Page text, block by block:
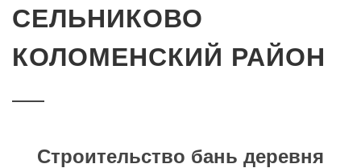
СЕЛЬНИКОВО
КОЛОМЕНСКИЙ РАЙОН
Строительство бань деревня